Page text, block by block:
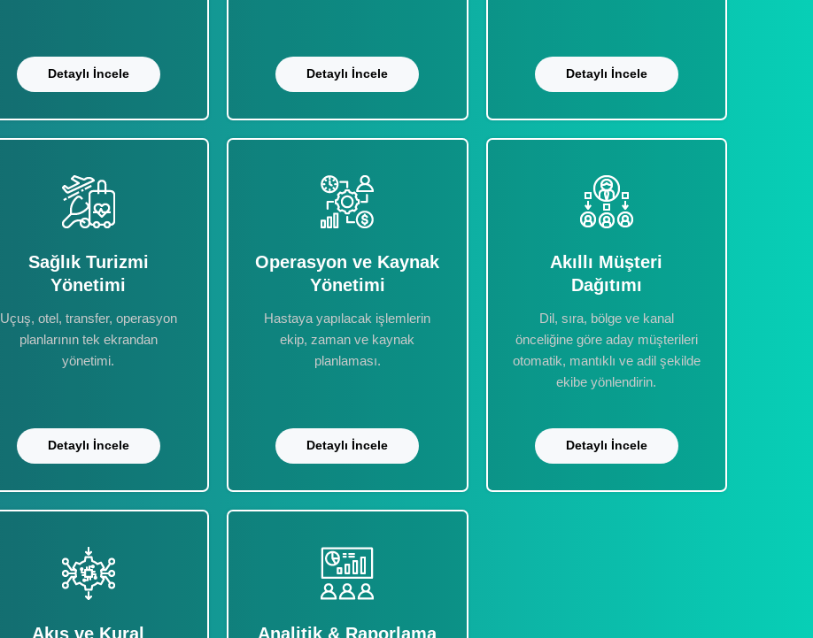
Detaylı İncele Detaylı İncele Detaylı İncele
Sağlık Turizmi
Yönetimi
Uçuş, otel, transfer, operasyon
planlarının tek ekrandan
yönetimi.
Detaylı İncele
Operasyon ve Kaynak
Yönetimi
Hastaya yapılacak işlemlerin
ekip, zaman ve kaynak
planlaması.
Detaylı İncele
Akıllı Müşteri
Dağıtımı
Dil, sıra, bölge ve kanal
önceliğine göre aday müşterileri
otomatik, mantıklı ve adil şekilde
ekibe yönlendirin.
Detaylı İncele
Akış ve Kural Analitik & Raporlama